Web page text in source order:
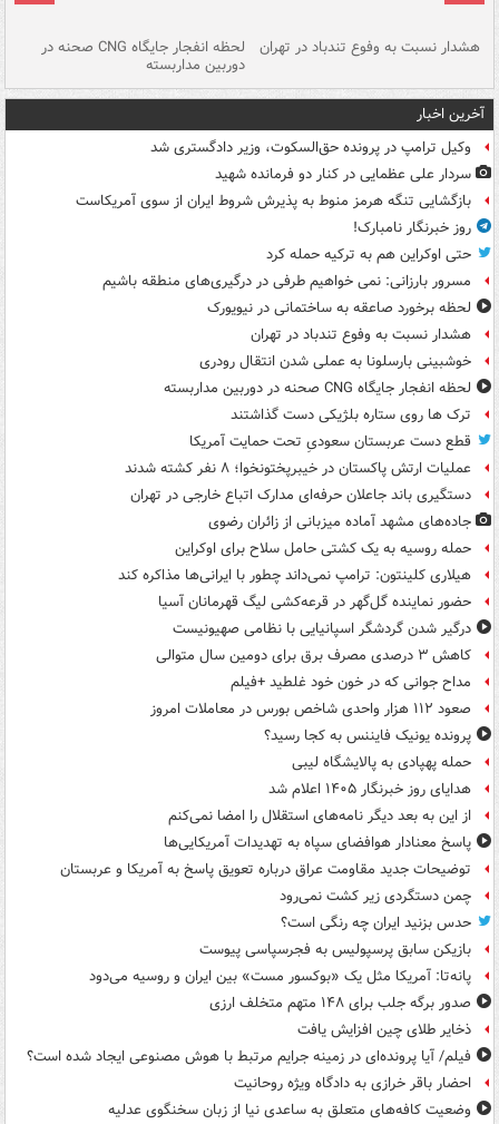
هشدار نسبت به وفوع تندباد در تهران لحظه انفجار جایگاه CNG صحنه در
دوربین مداربسته
آخرین اخبار
وکیل ترامپ در پرونده حق‌السکوت، وزیر دادگستری شد
سردار علی عظمایی در کنار دو فرمانده شهید
بازگشایی تنگه هرمز منوط به پذیرش شروط ایران از سوی آمریکاست
روز خبرنگار نامبارک!
حتی اوکراین هم به ترکیه حمله کرد
مسرور بارزانی: نمی خواهیم طرفی در درگیری‌های منطقه باشیم
لحظه برخورد صاعقه به ساختمانی در نیویورک
هشدار نسبت به وفوع تندباد در تهران
خوشبینی بارسلونا به عملی شدن انتقال رودری
لحظه انفجار جایگاه CNG صحنه در دوربین مداربسته
ترک ها روی ستاره بلژیکی دست گذاشتند
قطع دست عربستان سعودیِ تحت حمایت آمریکا
عملیات ارتش پاکستان در خیبرپختونخوا؛ ۸ نفر کشته شدند
دستگیری باند جاعلان حرفه‌ای مدارک اتباع خارجی در تهران
جاده‌های مشهد آماده میزبانی از زائران رضوی
حمله روسیه به یک کشتی حامل سلاح برای اوکراین
هیلاری کلینتون: ترامپ نمی‌داند چطور با ایرانی‌ها مذاکره کند
حضور نماینده گل‌گهر در قرعه‌کشی لیگ قهرمانان آسیا
درگیر شدن گردشگر اسپانیایی با نظامی صهیونیست
کاهش ۳ درصدی مصرف برق برای دومین سال متوالی
مداح جوانی که در خون خود غلطید +فیلم
صعود ۱۱۲ هزار واحدی شاخص بورس در معاملات امروز
پرونده یونیک فایننس به کجا رسید؟
حمله پهپادی به پالایشگاه لیبی
هدایای روز خبرنگار ۱۴۰۵ اعلام شد
از این به بعد دیگر نامه‌های استقلال را امضا نمی‌کنم
پاسخ معنادار هوافضای سپاه به تهدیدات آمریکایی‌ها
توضیحات جدید مقاومت عراق درباره تعویق پاسخ به آمریکا و عربستان
چمن دستگردی زیر کشت نمی‌رود
حدس بزنید ایران چه رنگی است؟
بازیکن سابق پرسپولیس به فجرسپاسی پیوست
پانه‌تا: آمریکا مثل یک «بوکسور مست» بین ایران و روسیه می‌دود
صدور برگه جلب برای ۱۴۸ متهم متخلف ارزی
ذخایر طلای چین افزایش یافت
فیلم/ آیا پرونده‌ای در زمینه جرایم مرتبط با هوش مصنوعی ایجاد شده است؟
احضار باقر خرازی به دادگاه ویژه روحانیت
وضعیت کافه‌های متعلق به ساعدی نیا از زبان سخنگوی عدلیه